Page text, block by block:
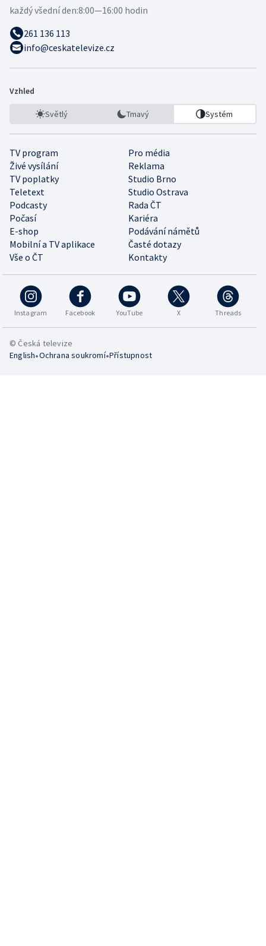
každý všední den:8:00—16:00 hodin
261 136 113
info@ceskatelevize.cz
Vzhled
Světlý Tmavý Systém
TV program
Pro média
Živé vysílání
Reklama
TV poplatky
Studio Brno
Teletext
Studio Ostrava
Podcasty
Rada ČT
Počasí
Kariéra
E-shop
Podávání námětů
Mobilní a TV aplikace
Časté dotazy
Vše o ČT
Kontakty
Instagram Facebook YouTube X Threads
© Česká televize
English•Ochrana soukromí•Přístupnost